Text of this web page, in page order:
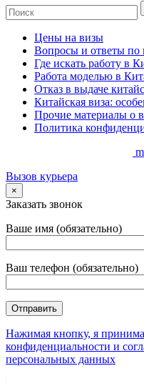
Цены на визы
Вопросы и ответы по
Где искать работу в
Работа моделью в
Отказ в выдаче
Китайская виза:
Прочие материалы о
Политика
Вызов курьера
×
Заказать звонок
Ваше имя (обязательно)
Ваш телефон (обязательно)
Нажимая кнопку, я
конфиденциальности и
персональных данных